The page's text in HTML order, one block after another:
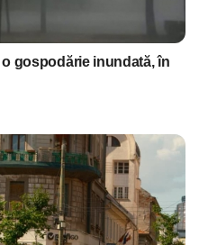
gospodărie inundată, în